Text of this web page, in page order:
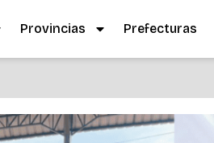
Provincias Prefecturas